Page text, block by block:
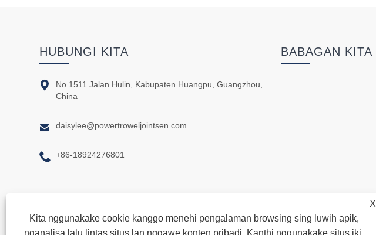
X
Kita nggunakake cookie kanggo menehi pengalaman browsing sing luwih apik,
nganalisa lalu lintas situs lan nggawe konten pribadi. Kanthi nggunakake situs iki,
HUBUNGI KITA

No.1511 Jalan Hulin, Kabupaten Huangpu, Guangzhou,
China
 daisylee@powertroweljointsen.com
 +86-18924276801
BABAGAN KITA